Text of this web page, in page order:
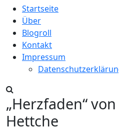
Startseite
Über
Blogroll
Kontakt
Impressum
„Herzfaden“
Hettche